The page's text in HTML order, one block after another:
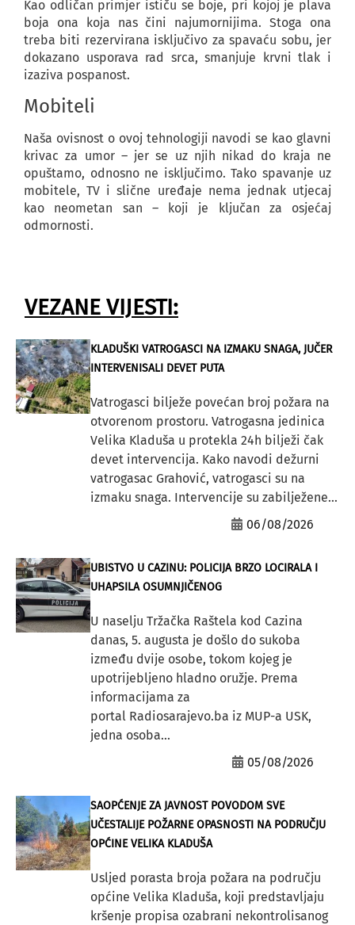
Kao odličan primjer ističu se boje, pri kojoj je plava
boja ona koja nas čini najumornijima. Stoga ona
treba biti rezervirana isključivo za spavaću sobu, jer
dokazano usporava rad srca, smanjuje krvni tlak i
izaziva pospanost.
Mobiteli
Naša ovisnost o ovoj tehnologiji navodi se kao glavni
krivac za umor – jer se uz njih nikad do kraja ne
opuštamo, odnosno ne isključimo. Tako spavanje uz
mobitele, TV i slične uređaje nema jednak utjecaj
kao neometan san – koji je ključan za osjećaj
odmornosti.
VEZANE VIJESTI:
KLADUŠKI VATROGASCI NA IZMAKU SNAGA, JUČER
INTERVENISALI DEVET PUTA
Vatrogasci bilježe povećan broj požara na
otvorenom prostoru. Vatrogasna jedinica
Velika Kladuša u protekla 24h bilježi čak
devet intervencija. Kako navodi dežurni
vatrogasac Grahović, vatrogasci su na
izmaku snaga. Intervencije su zabilježene...
06/08/2026
UBISTVO U CAZINU: POLICIJA BRZO LOCIRALA I
UHAPSILA OSUMNJIČENOG
U naselju Tržačka Raštela kod Cazina
danas, 5. augusta je došlo do sukoba
između dvije osobe, tokom kojeg je
upotrijebljeno hladno oružje. Prema
informacijama za
portal Radiosarajevo.ba iz MUP-a USK,
jedna osoba...
05/08/2026
SAOPĆENJE ZA JAVNOST POVODOM SVE
UČESTALIJE POŽARNE OPASNOSTI NA PODRUČJU
OPĆINE VELIKA KLADUŠA
Usljed porasta broja požara na području
općine Velika Kladuša, koji predstavljaju
kršenje propisa ozabrani nekontrolisanog